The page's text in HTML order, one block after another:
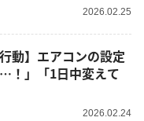
2026.02.25
動】エアコンの設定
！」「1日中変えて
2026.02.24